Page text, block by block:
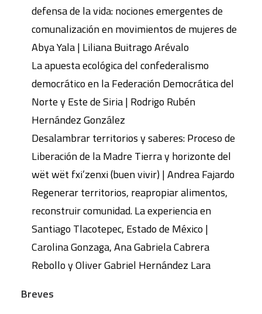
defensa de la vida: nociones emergentes de
comunalización en movimientos de mujeres de
Abya Yala | Liliana Buitrago Arévalo
La apuesta ecológica del confederalismo
democrático en la Federación Democrática del
Norte y Este de Siria | Rodrigo Rubén
Hernández González
Desalambrar territorios y saberes: Proceso de
Liberación de la Madre Tierra y horizonte del
wët wët fxi’zenxi (buen vivir) | Andrea Fajardo
Regenerar territorios, reapropiar alimentos,
reconstruir comunidad. La experiencia en
Santiago Tlacotepec, Estado de México |
Carolina Gonzaga, Ana Gabriela Cabrera
Rebollo y Oliver Gabriel Hernández Lara
Breves